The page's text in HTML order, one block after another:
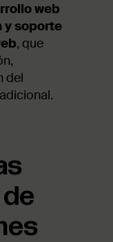
web
y soporte
, que
del